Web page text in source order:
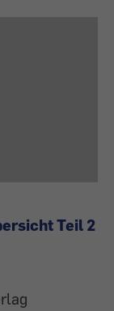
Teil 2